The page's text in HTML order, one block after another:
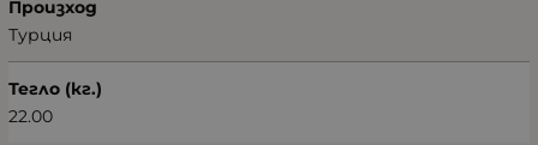
Произход
Турция
Тегло (кг.)
22.00